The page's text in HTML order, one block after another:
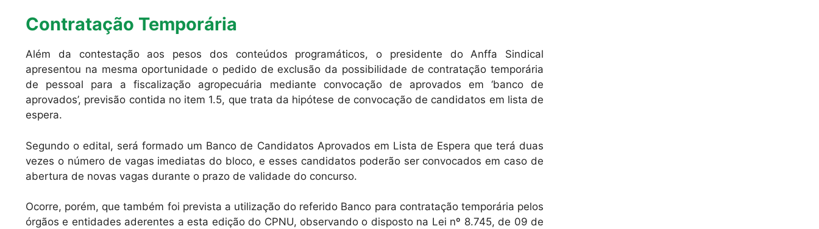
Contratação Temporária
Além da contestação aos pesos dos conteúdos programáticos, o presidente do Anffa Sindical
apresentou na mesma oportunidade o pedido de exclusão da possibilidade de contratação temporária
de pessoal para a fiscalização agropecuária mediante convocação de aprovados em ‘banco de
aprovados’, previsão contida no item 1.5, que trata da hipótese de convocação de candidatos em lista de
espera.
Segundo o edital, será formado um Banco de Candidatos Aprovados em Lista de Espera que terá duas
vezes o número de vagas imediatas do bloco, e esses candidatos poderão ser convocados em caso de
abertura de novas vagas durante o prazo de validade do concurso.
Ocorre, porém, que também foi prevista a utilização do referido Banco para contratação temporária pelos
órgãos e entidades aderentes a esta edição do CPNU, observando o disposto na Lei nº 8.745, de 09 de